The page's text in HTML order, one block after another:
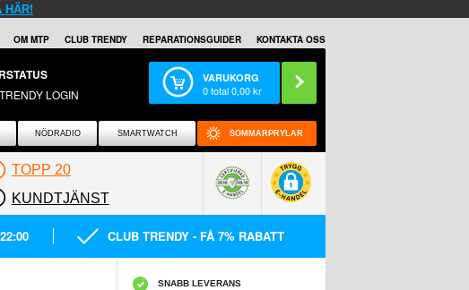
HÄR!
OM MTP CLUB TRENDY REPARATIONSGUIDER KONTAKTA OSS
LOGIN
VARUKORG
0total0,00kr
NÖDRADIO SMARTWATCH SOMMARPRYLAR
TOPP 20
KUNDTJÄNST
CLUB TRENDY - FÅ 7% RABATT
SNABB LEVERANS